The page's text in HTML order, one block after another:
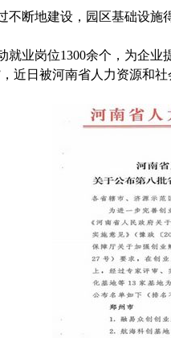
断地建设，园区基础设
业岗位1300余个，为企
近日被河南省人力资源和